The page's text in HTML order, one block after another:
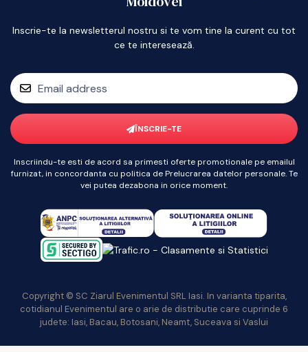
Inscrie-te la newsletterul nostru si te vom tine la curent cu tot
ce te interesează.
ÎNSCRIE-TE
Inscriindu-te esti de acord sa primesti oferte promotionale pe emailul
furnizat, in concordanta cu politica de Prelucrarea datelor personale. Te
vei putea dezabona in orice moment.
Copyright © SC Ziarul Evenimentul SRL Iasi. In varianta tiparita,
cotidianul Evenimentul are o arie de distributie care cuprinde 6
judete: Iasi, Bacau, Botosani, Neamt, Suceava si Vaslui